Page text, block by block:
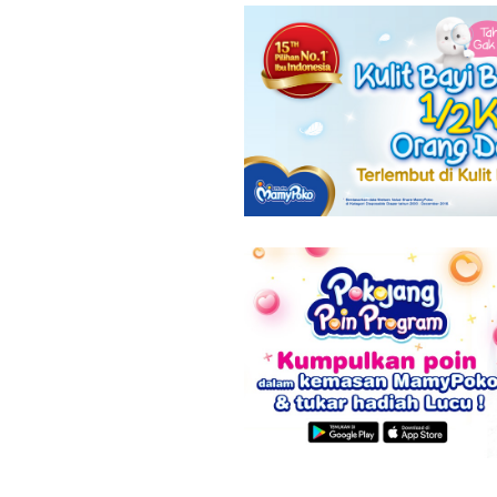
Apakah USG
Berbahaya
karena
Radiasi?